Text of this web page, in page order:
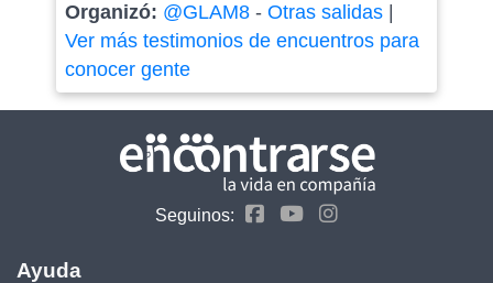
Organizó: @GLAM8- Otras salidas|
Ver más testimonios de encuentros para
conocer gente
Seguinos:
Ayuda